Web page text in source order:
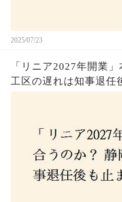
2025/07/23
「リニア2027年開業
工区の遅れは知事退任